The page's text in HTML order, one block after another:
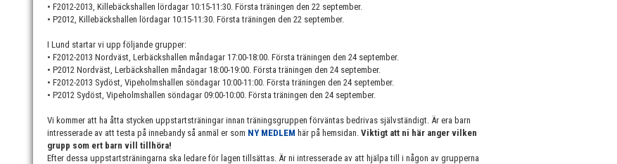
• F2012-2013, Killebäckshallen lördagar 10:15-11:30. Första träningen den 22 september.
• P2012, Killebäckshallen lördagar 10:15-11:30. Första träningen den 22 september.
I Lund startar vi upp följande grupper:
• F2012-2013 Nordväst, Lerbäckshallen måndagar 17:00-18:00. Första träningen den 24 september.
• P2012 Nordväst, Lerbäckshallen måndagar 18:00-19:00. Första träningen den 24 september.
• F2012-2013 Sydöst, Vipeholmshallen söndagar 10:00-11:00. Första träningen den 24 september.
• P2012 Sydöst, Vipeholmshallen söndagar 09:00-10:00. Första träningen den 24 september.
Vi kommer att ha åtta stycken uppstartsträningar innan träningsgruppen förväntas bedrivas självständigt. Är era barn
intresserade av att testa på innebandy så anmäl er som NY MEDLEM här på hemsidan. Viktigt att ni här anger vilken
grupp som ert barn vill tillhöra!
Efter dessa uppstartsträningarna ska ledare för lagen tillsättas. Är ni intresserade av att hjälpa till i någon av grupperna